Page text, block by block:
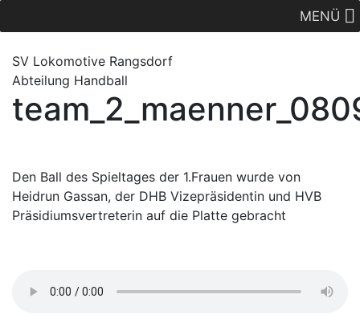
MENÜ
SV Lokomotive Rangsdorf
Abteilung Handball
Den Ball des Spieltages der 1.Frauen wurde von
Heidrun Gassan, der DHB Vizepräsidentin und HVB
Präsidiumsvertreterin auf die Platte gebracht